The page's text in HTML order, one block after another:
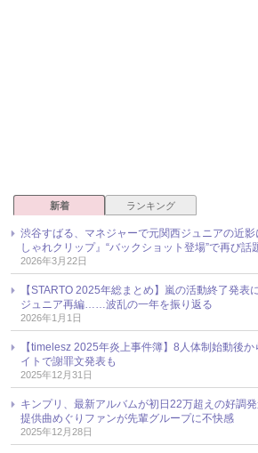
新着 ランキング
渋谷すばる、マネジャーで元関西ジュニアの近
しゃれクリップ』“バックショット登場”で再び話
2026年3月22日
【STARTO 2025年総まとめ】嵐の活動終了発表
ジュニア再編……波乱の一年を振り返る
2026年1月1日
【timelesz 2025年炎上事件簿】8人体制始動後
イトで謝罪文発表も
2025年12月31日
キンプリ、最新アルバムが初日22万超えの好調
提供曲めぐりファンが先輩グループに不快感
2025年12月28日